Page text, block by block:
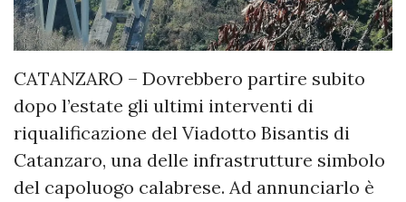
CATANZARO – Dovrebbero partire subito
dopo l’estate gli ultimi interventi di
riqualificazione del Viadotto Bisantis di
Catanzaro, una delle infrastrutture simbolo
del capoluogo calabrese. Ad annunciarlo è